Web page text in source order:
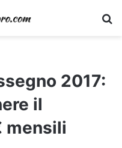
2017:
il
mensili